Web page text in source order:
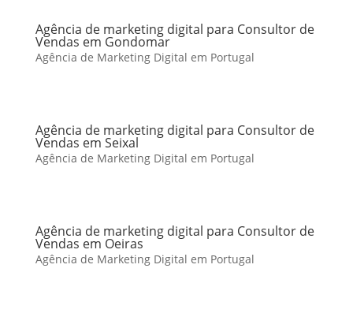
Agência de marketing digital para Consultor de
Vendas em Gondomar
Agência de Marketing Digital em Portugal
Agência de marketing digital para Consultor de
Vendas em Seixal
Agência de Marketing Digital em Portugal
Agência de marketing digital para Consultor de
Vendas em Oeiras
Agência de Marketing Digital em Portugal